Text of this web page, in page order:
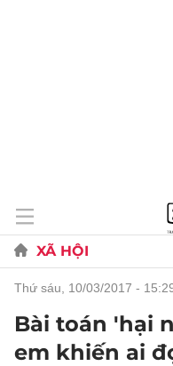
XÃ HỘI
thứ sáu, 10/03/2017 -
Bài toán 'hại
em khiến ai